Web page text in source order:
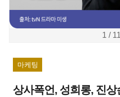
1 / 11
마케팅
상사폭언, 성희롱, 진